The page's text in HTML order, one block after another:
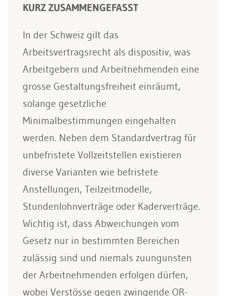
KURZ ZUSAMMENGEFASST
In der Schweiz gilt das
Arbeitsvertragsrecht als dispositiv, was
Arbeitgebern und Arbeitnehmenden eine
grosse Gestaltungsfreiheit einräumt,
solange gesetzliche
Minimalbestimmungen eingehalten
werden. Neben dem Standardvertrag für
unbefristete Vollzeitstellen existieren
diverse Varianten wie befristete
Anstellungen, Teilzeitmodelle,
Stundenlohnverträge oder Kaderverträge.
Wichtig ist, dass Abweichungen vom
Gesetz nur in bestimmten Bereichen
zulässig sind und niemals zuungunsten
der Arbeitnehmenden erfolgen dürfen,
wobei Verstösse gegen zwingende OR-